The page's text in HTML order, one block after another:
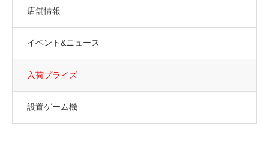
店舗情報
イベント&ニュース
入荷プライズ
設置ゲーム機